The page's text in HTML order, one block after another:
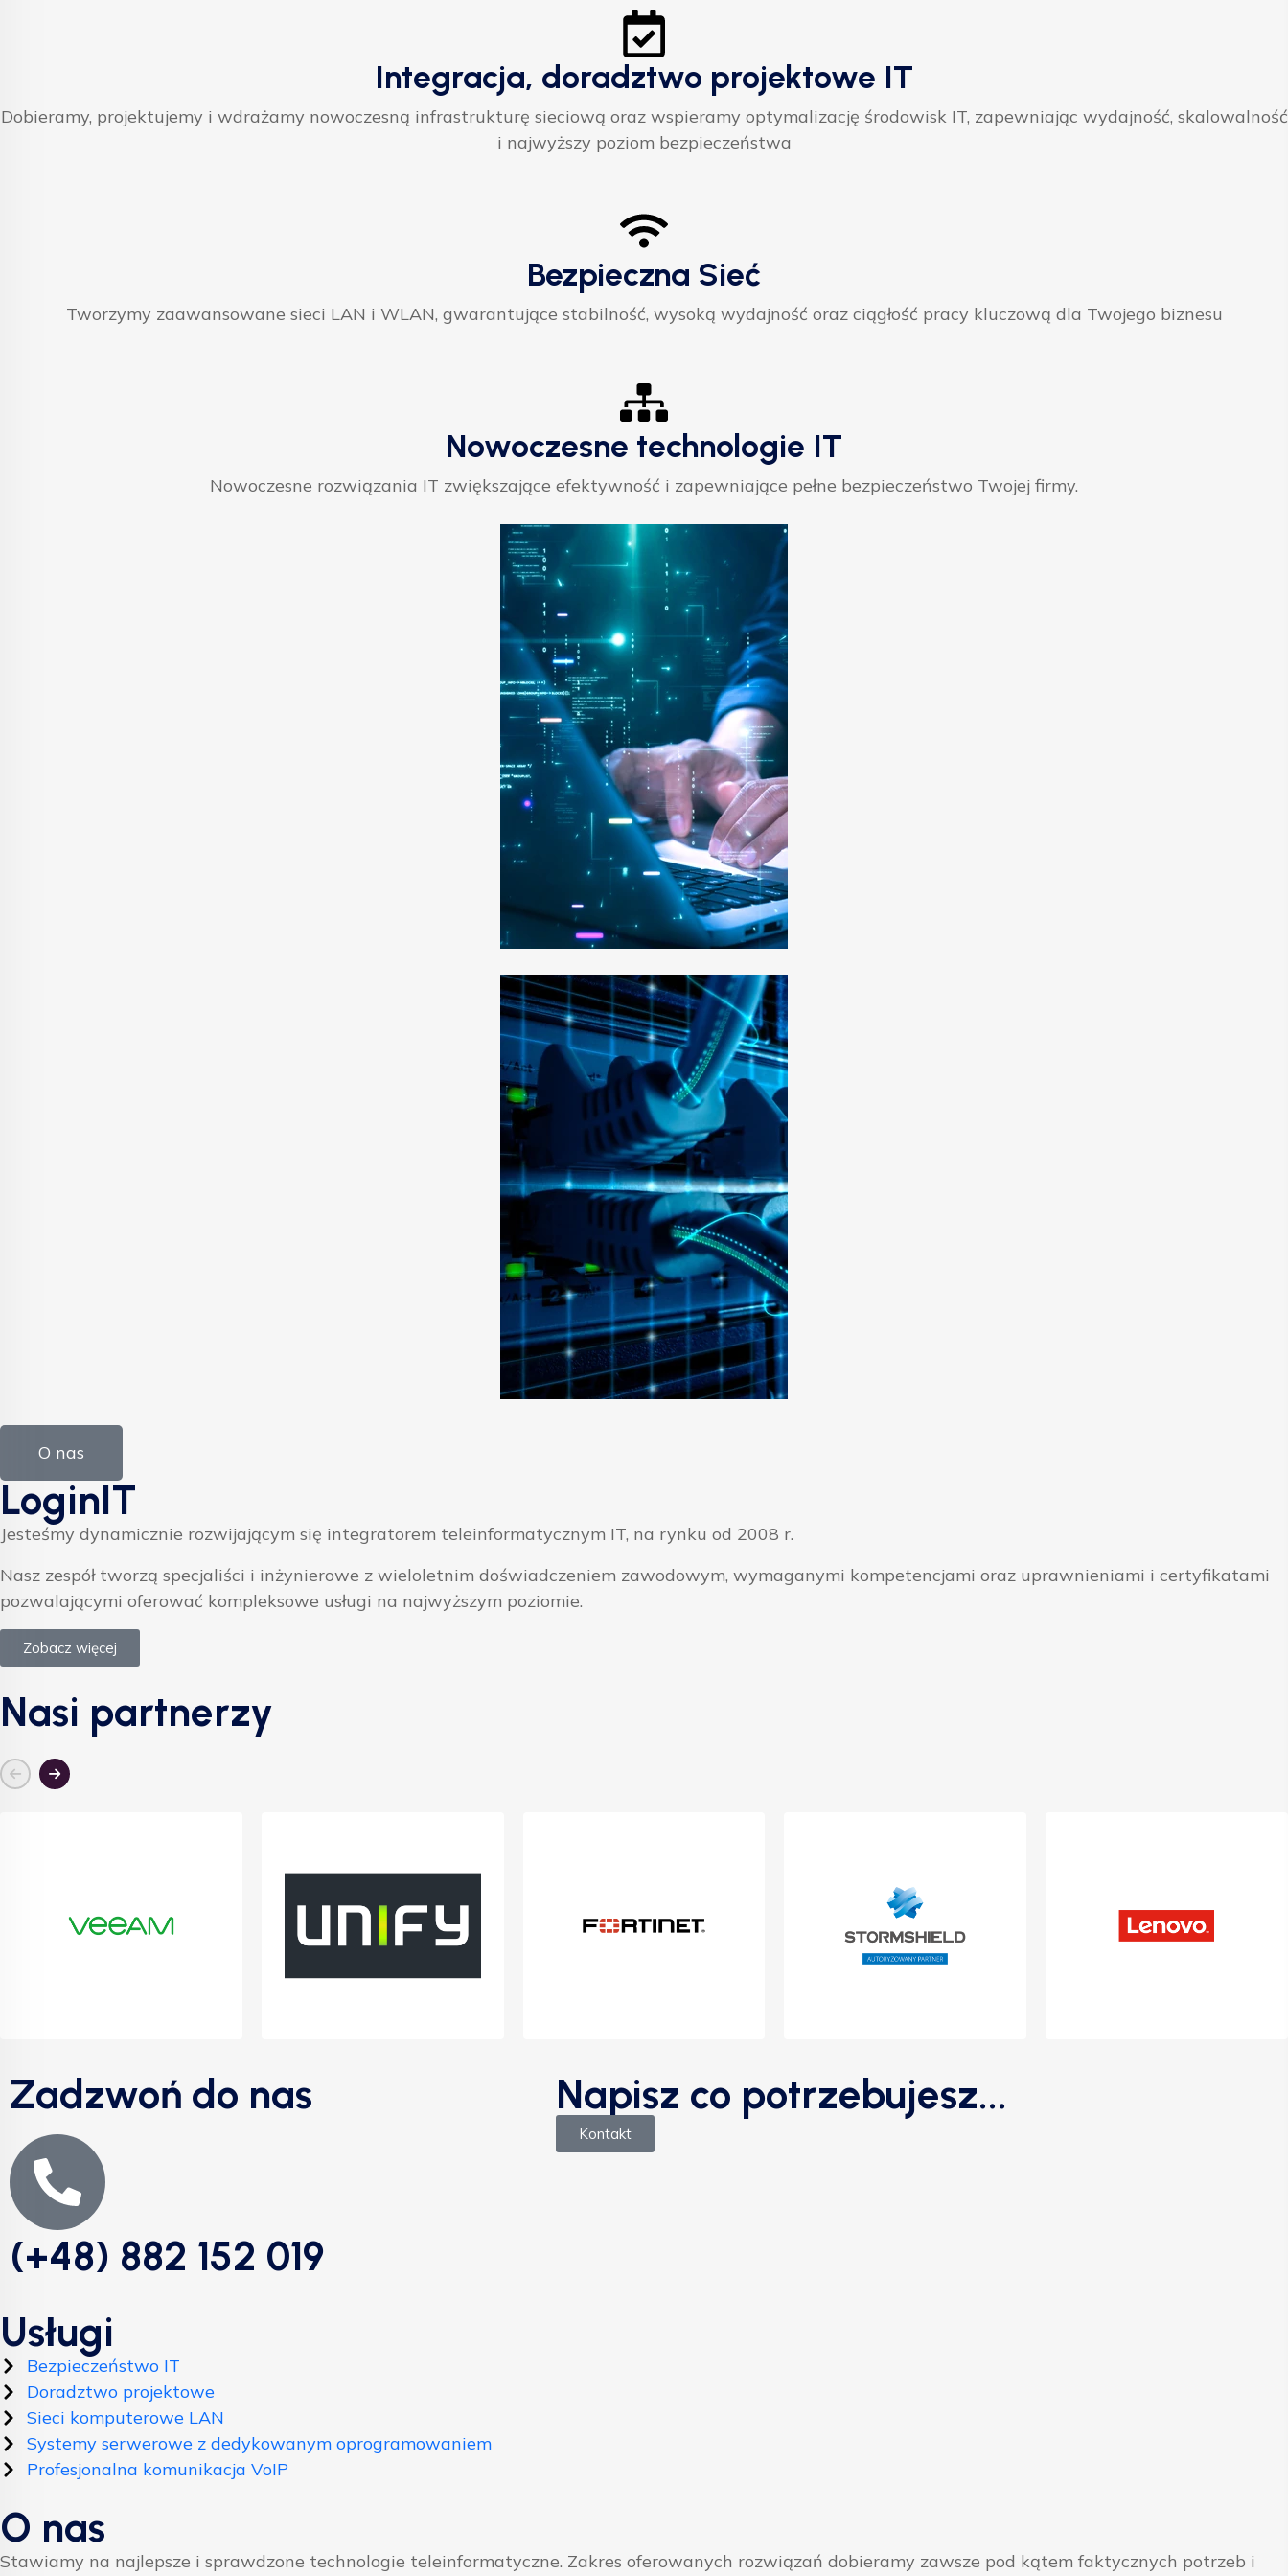
Integracja, doradztwo projektowe IT
Dobieramy, projektujemy i wdrażamy nowoczesną infrastrukturę sieciową oraz wspieramy optymalizację środowisk IT, zapewniając wydajność, skalowalność
i najwyższy poziom bezpieczeństwa
Bezpieczna Sieć
Tworzymy zaawansowane sieci LAN i WLAN, gwarantujące stabilność, wysoką wydajność oraz ciągłość pracy kluczową dla Twojego biznesu
Nowoczesne technologie IT
Nowoczesne rozwiązania IT zwiększające efektywność i zapewniające pełne bezpieczeństwo Twojej firmy.
O nas
LoginIT
Jesteśmy dynamicznie rozwijającym się integratorem teleinformatycznym IT, na rynku od 2008 r.
Nasz zespół tworzą specjaliści i inżynierowe z wieloletnim doświadczeniem zawodowym, wymaganymi kompetencjami oraz uprawnieniami i certyfikatami
pozwalającymi oferować kompleksowe usługi na najwyższym poziomie.
Zobacz więcej
Nasi partnerzy
Zadzwoń do nas
(+48) 882 152 019
Napisz co potrzebujesz...
Kontakt
Usługi
Bezpieczeństwo IT
Doradztwo projektowe
Sieci komputerowe LAN
Systemy serwerowe z dedykowanym oprogramowaniem
Profesjonalna komunikacja VoIP
O nas
Stawiamy na najlepsze i sprawdzone technologie teleinformatyczne. Zakres oferowanych rozwiązań dobieramy zawsze pod kątem faktycznych potrzeb i